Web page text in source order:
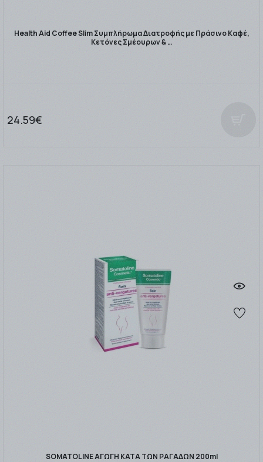
Health Aid Coffee Slim Συμπλήρωμα Διατροφής με Πράσινο Καφέ,
Κετόνες Σμέουρων & …
24.59€
SOMATOLINE ΑΓΩΓΗ ΚΑΤΑ ΤΩΝ ΡΑΓΑΔΩΝ 200ml